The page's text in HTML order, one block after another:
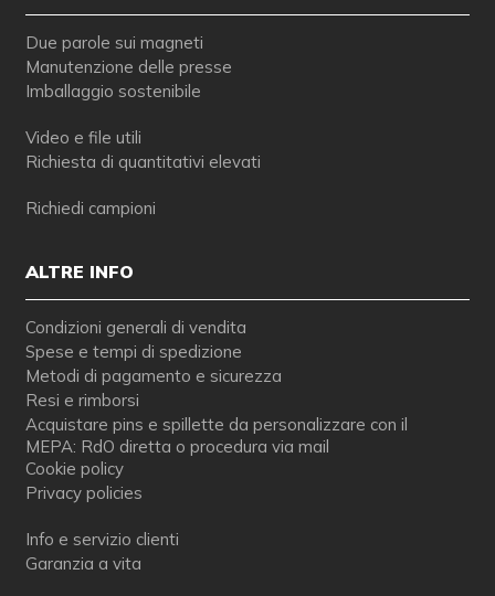
Due parole sui magneti
Manutenzione delle presse
Imballaggio sostenibile
Video e file utili
Richiesta di quantitativi elevati
Richiedi campioni
ALTRE INFO
Condizioni generali di vendita
Spese e tempi di spedizione
Metodi di pagamento e sicurezza
Resi e rimborsi
Acquistare pins e spillette da personalizzare con il
MEPA: RdO diretta o procedura via mail
Cookie policy
Privacy policies
Info e servizio clienti
Garanzia a vita